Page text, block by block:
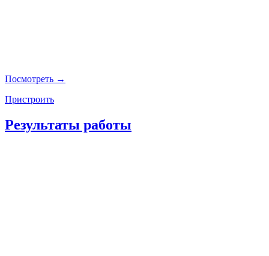
Посмотреть →
Пристроить
Результаты работы